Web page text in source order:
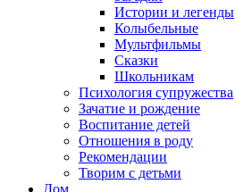
Истории и легенды
Колыбельные
Мультфильмы
Сказки
Школьникам
Психология супружества
Зачатие и рождение
Воспитание детей
Отношения в роду
Рекомендации
Творим с детьми
Дом